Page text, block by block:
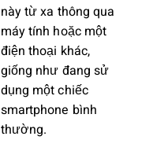
này từ xa thông qua
máy tính hoặc một
điện thoại khác,
giống như đang sử
dụng một chiếc
smartphone bình
thường.